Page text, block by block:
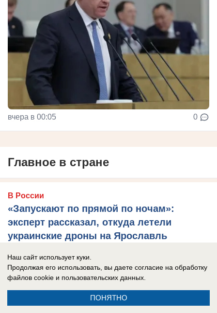
вчера в 00:05 0
Главное в стране
В России
«Запускают по прямой по ночам»:
эксперт рассказал, откуда летели
украинские дроны на Ярославль
Наш сайт использует куки.
Продолжая его использовать, вы даете согласие на обработку
файлов cookie и пользовательских данных.
ПОНЯТНО